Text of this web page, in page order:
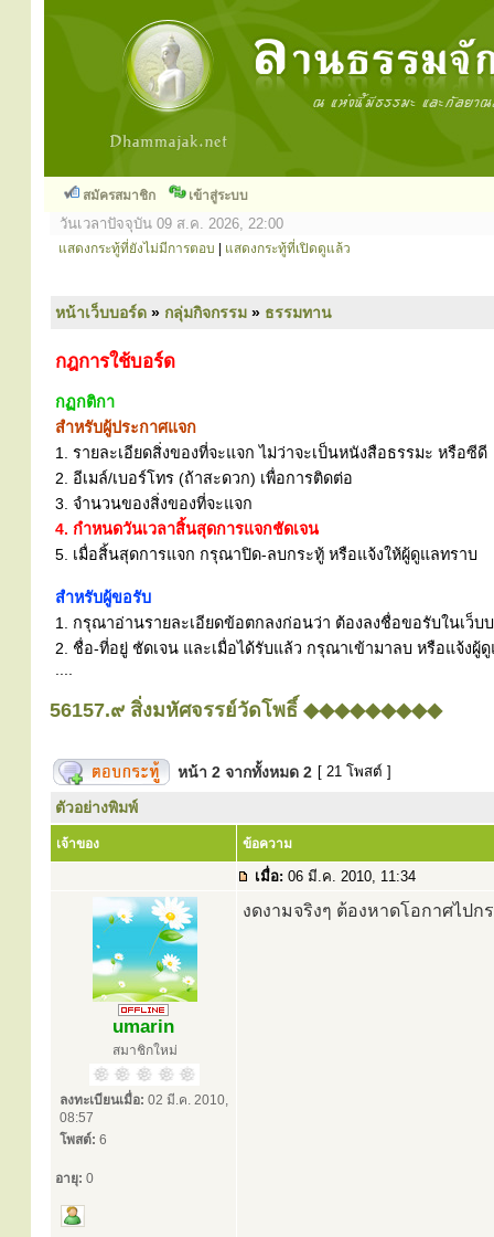
สมัครสมาชิก เข้าสู่ระบบ
วันเวลาปัจจุบัน 09 ส.ค. 2026, 22:00
แสดงกระทู้ที่ยังไม่มีการตอบ แสดงกระทู้ที่เปิดดูแล้ว
หน้าเว็บบอร์ด » กลุ่มกิจกรรม » ธรรมทาน
กฎการใช้บอร์ด
กฏกติกา
สำหรับผู้ประกาศแจก
1. รายละเอียดสิ่งของที่จะแจก ไม่ว่าจะเป็นหนังสือธรรมะ หรือซีดี
2. อีเมล์/เบอร์โทร (ถ้าสะดวก) เพื่อการติดต่อ
3. จำนวนของสิ่งของที่จะแจก
4. กำหนดวันเวลาสิ้นสุดการแจกชัดเจน
5. เมื่อสิ้นสุดการแจก กรุณาปิด-ลบกระทู้ หรือแจ้งให้ผู้ดูแลทราบ
สำหรับผู้ขอรับ
1. กรุณาอ่านรายละเอียดข้อตกลงก่อนว่า ต้องลงชื่อขอรับในเว็บ
2. ชื่อ-ที่อยู่ ชัดเจน และเมื่อได้รับแล้ว กรุณาเข้ามาลบ หรือแจ้ง
56157.๙ สิ่งมหัศจรรย์วัดโพธิ์ ◆◆◆◆◆◆◆◆◆
หน้า 2 จากทั้งหมด 2 [ 21 โพสต์ ]
ตัวอย่างพิมพ์
เจ้าของ ข้อความ
เมื่อ: 06 มี.ค. 2010, 11:34
umarin
สมาชิกใหม่
ลงทะเบียนเมื่อ: 02 มี.ค. 2010,
08:57
โพสต์: 6
อายุ: 0
งดงามจริงๆ ต้องหาดโอกาศไปก